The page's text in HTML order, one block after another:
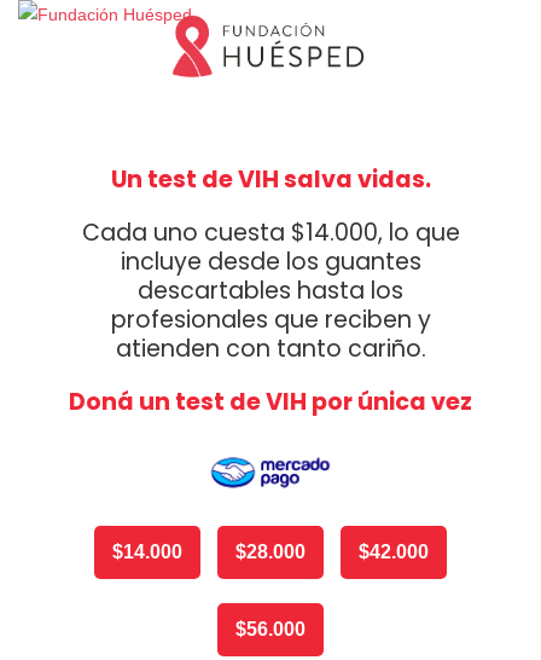
Un test de VIH salva vidas.
Cada uno cuesta $14.000, lo que
incluye desde los guantes
descartables hasta los
profesionales que reciben y
atienden con tanto cariño.
Doná un test de VIH por única vez
$14.000 $28.000 $42.000
$56.000